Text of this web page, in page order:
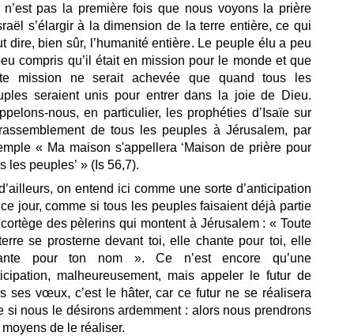
n’est pas la première fois que nous voyons la prière
s’élargir à la dimension de la terre entière, ce qui
dire, bien sûr, l’humanité entière. Le peuple élu a peu
compris qu’il était en mission pour le monde et que
mission ne serait achevée que quand tous les
seraient unis pour entrer dans la joie de Dieu.
nous, en particulier, les prophéties d’Isaïe sur
de tous les peuples à Jérusalem, par
« Ma maison s'appellera ‘Maison de prière pour
les peuples’ » (Is 56,7).
on entend ici comme une sorte d’anticipation
jour, comme si tous les peuples faisaient déjà partie
des pèlerins qui montent à Jérusalem : « Toute
se prosterne devant toi, elle chante pour toi, elle
pour ton nom ». Ce n’est encore qu’une
malheureusement, mais appeler le futur de
ses vœux, c’est le hâter, car ce futur ne se réalisera
si nous le désirons ardemment : alors nous prendrons
de le réaliser.